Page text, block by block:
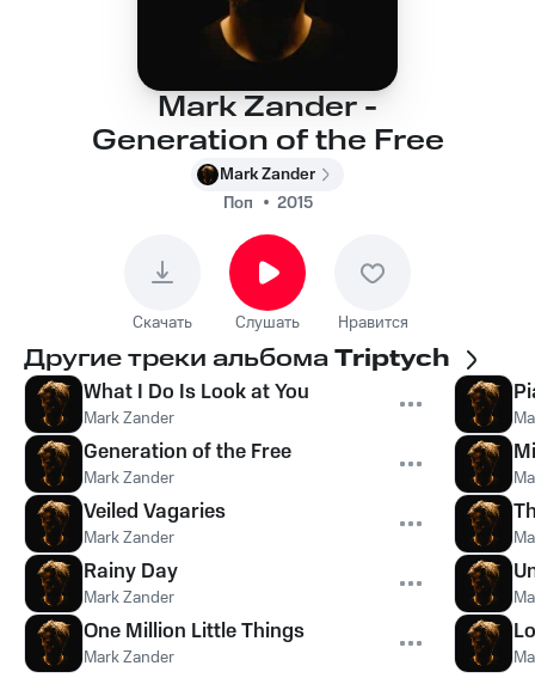
Mark Zander -
Generation of the Free
Mark Zander
Поп
2015
Скачать Слушать Нравится
Другие треки альбомаTriptych
What I Do Is Look at You
Mark Zander
Generation of the Free
Mark Zander
Veiled Vagaries
Mark Zander
Rainy Day
Mark Zander
One Million Little Things
Mark Zander